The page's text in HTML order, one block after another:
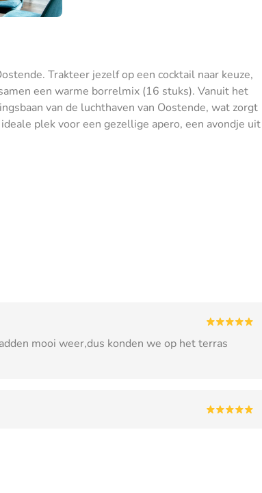
Trakteer jezelf op een cocktail naar keuze,
een warme borrelmix (16 stuks). Vanuit het
van de luchthaven van Oostende, wat zorgt
plek voor een gezellige apero, een avondje uit
mooi weer,dus konden we op het terras